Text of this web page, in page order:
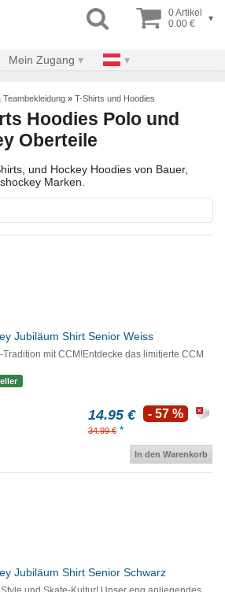
0 Artikel
0.00 €
▾
Mein Zugang
» T-Shirts und Hoodies
Hoodies Polo und
Oberteile
und Hockey Hoodies von Bauer,
Marken.
Jubiläum Shirt Senior Weiss
mit CCM!Entdecke das limitierte CCM
14.95 €
34.99 € *
- 57 %
In den Warenkorb
Jubiläum Shirt Senior Schwarz